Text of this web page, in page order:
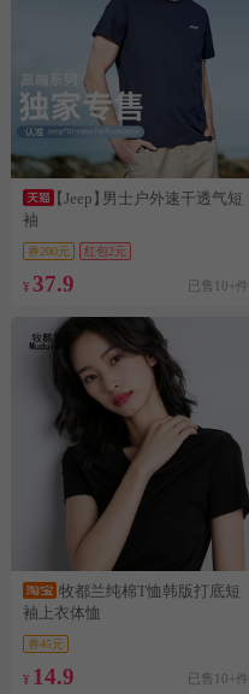
【Jeep】男士户外速干透气短
袖
券200元 红包2元
¥ 37.9 已售10+件
牧都兰纯棉T恤韩版打底短
袖上衣体恤
券45元
¥ 14.9 已售10+件